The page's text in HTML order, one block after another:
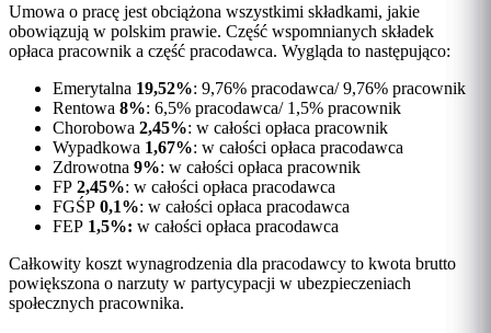
Umowa o pracę jest obciążona wszystkimi składkami, jakie
obowiązują w polskim prawie. Część wspomnianych składek
opłaca pracownik a część pracodawca. Wygląda to następująco:
Emerytalna 19,52%: 9,76% pracodawca/ 9,76% pracownik
Rentowa 8%: 6,5% pracodawca/ 1,5% pracownik
Chorobowa 2,45%: w całości opłaca pracownik
Wypadkowa 1,67%: w całości opłaca pracodawca
Zdrowotna 9%: w całości opłaca pracownik
FP 2,45%: w całości opłaca pracodawca
FGŚP 0,1%: w całości opłaca pracodawca
FEP 1,5%: w całości opłaca pracodawca
Całkowity koszt wynagrodzenia dla pracodawcy to kwota brutto
powiększona o narzuty w partycypacji w ubezpieczeniach
społecznych pracownika.